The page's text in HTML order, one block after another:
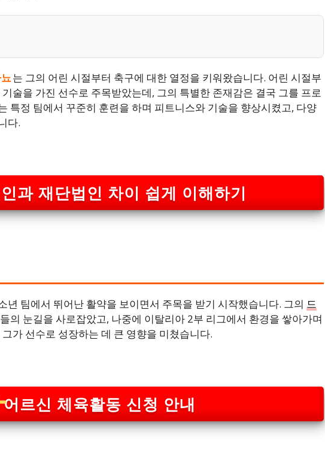
는 그의 어린 시절부터 축구에 대한 열정을 키워왔습니다. 어린 시절부
술을 가진 선수로 주목받았는데, 그의 특별한 존재감은 결국 그를 프로
특정 팀에서 꾸준히 훈련을 하며 피트니스와 기술을 향상시켰고, 다양
다.
과 재단법인 차이 쉽게 이해하기
년 팀에서 뛰어난 활약을 보이면서 주목을 받기 시작했습니다. 그의 드
의 눈길을 사로잡았고, 나중에 이탈리아 2부 리그에서 환경을 쌓아가며
가 선수로 성장하는 데 큰 영향을 미쳤습니다.
어르신 체육활동 신청 안내